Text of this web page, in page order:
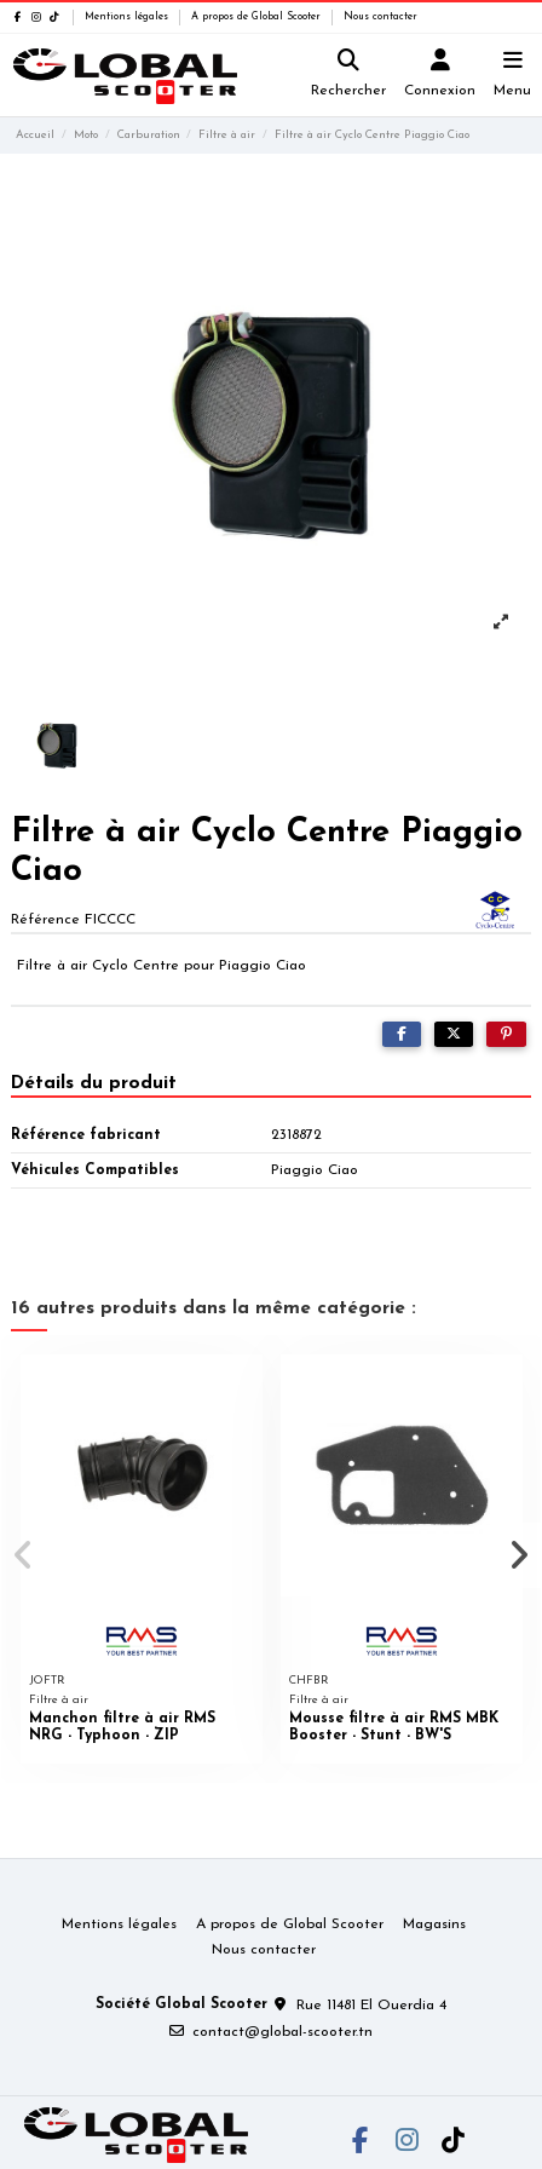
Mentions légales A propos de Global Scooter Nous contacter
Rechercher Connexion Menu
Accueil Moto Carburation Filtre à air Filtre à air Cyclo Centre Piaggio Ciao
Filtre à air Cyclo Centre Piaggio
Ciao
Référence FICCCC
Filtre à air Cyclo Centre pour Piaggio Ciao
Détails du produit
Référence fabricant 2318872
Véhicules Compatibles Piaggio Ciao
16 autres produits dans la même catégorie :
JOFTR
Filtre à air
Manchon filtre à air RMS
NRG - Typhoon - ZIP
CHFBR
Filtre à air
Mousse filtre à air RMS MBK
Booster - Stunt - BW'S
Mentions légales A propos de Global Scooter
Magasins
Nous contacter
Société Global Scooter
Rue 11481 El Ouerdia 4
contact@global-scooter.tn